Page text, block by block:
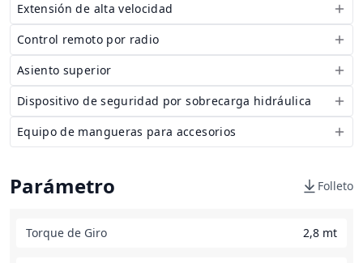
Extensión de alta velocidad
Control remoto por radio
Asiento superior
Dispositivo de seguridad por sobrecarga hidráulica
Equipo de mangueras para accesorios
Parámetro Folleto
Torque de Giro 2,8 mt